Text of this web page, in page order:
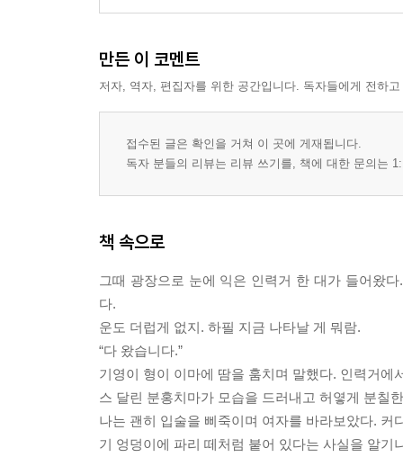
만든 이 코멘트
저자, 역자, 편집자를 위한 공간입니다. 독자들에게 전하
접수된 글은 확인을 거쳐 이 곳에 게재됩니다.
독자 분들의 리뷰는 리뷰 쓰기를, 책에 대한 문의는
책 속으로
그때 광장으로 눈에 익은 인력거 한 대가 들어왔
다.
운도 더럽게 없지. 하필 지금 나타날 게 뭐람.
“다 왔습니다.”
기영이 형이 이마에 땀을 훔치며 말했다. 인력거
스 달린 분홍치마가 모습을 드러내고 허옇게 분칠
나는 괜히 입술을 삐죽이며 여자를 바라보았다.
기 엉덩이에 파리 떼처럼 붙어 있다는 사실을 알기